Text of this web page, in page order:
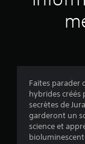
Faites parader
hybrides créés
secrètes de
garderont un
science et